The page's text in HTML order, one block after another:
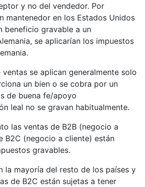
y no del vendedor. Por
mantenedor en los Estados Unidos
beneficio gravable a un
se aplicarían los impuestos
se aplican generalmente solo
un bien o se cobra por un
de buena fe/apoyo
leal no se gravan habitualmente.
las ventas de B2B (negocio a
B2C (negocio a cliente) están
gravables.
la mayoría del resto de los países y
de B2C están sujetas a tener